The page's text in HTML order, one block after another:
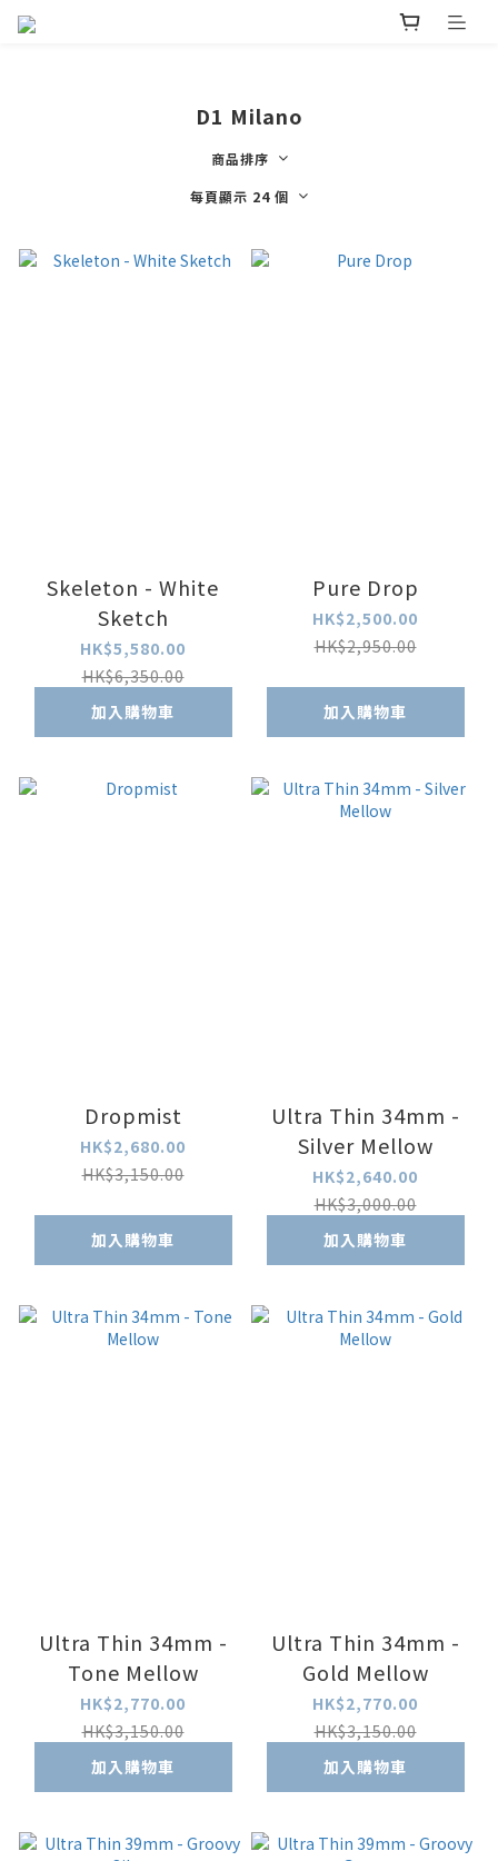
D1 Milano
商品排序
每頁顯示 24 個
Skeleton - White
Sketch
HK$5,580.00
HK$6,350.00
加入購物車
Pure Drop
HK$2,500.00
HK$2,950.00
加入購物車
Dropmist
HK$2,680.00
HK$3,150.00
加入購物車
Ultra Thin 34mm -
Silver Mellow
HK$2,640.00
HK$3,000.00
加入購物車
Ultra Thin 34mm -
Tone Mellow
HK$2,770.00
HK$3,150.00
加入購物車
Ultra Thin 34mm -
Gold Mellow
HK$2,770.00
HK$3,150.00
加入購物車